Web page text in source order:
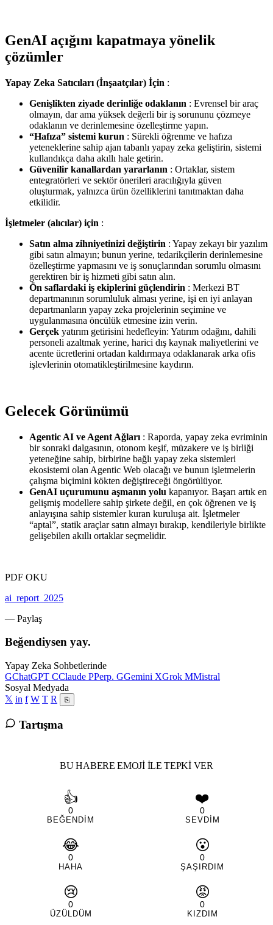
GenAI açığını kapatmaya yönelik
çözümler
Yapay Zeka Satıcıları (İnşaatçılar) İçin :
Genişlikten ziyade derinliğe odaklanın : Evrensel bir araç
olmayın, dar ama yüksek değerli bir iş sorununu çözmeye
odaklanın ve derinlemesine özelleştirme yapın.
“Hafıza” sistemi kurun : Sürekli öğrenme ve hafıza
yeteneklerine sahip ajan tabanlı yapay zeka geliştirin, sistemi
kullandıkça daha akıllı hale getirin.
Güvenilir kanallardan yararlanın : Ortaklar, sistem
entegratörleri ve sektör önerileri aracılığıyla güven
oluşturmak, yalnızca ürün özelliklerini tanıtmaktan daha
etkilidir.
İşletmeler (alıcılar) için :
Satın alma zihniyetinizi değiştirin : Yapay zekayı bir yazılım
gibi satın almayın; bunun yerine, tedarikçilerin derinlemesine
özelleştirme yapmasını ve iş sonuçlarından sorumlu olmasını
gerektiren bir iş hizmeti gibi satın alın.
Ön saflardaki iş ekiplerini güçlendirin : Merkezi BT
departmanının sorumluluk alması yerine, işi en iyi anlayan
departmanların yapay zeka projelerinin seçimine ve
uygulanmasına öncülük etmesine izin verin.
Gerçek yatırım getirisini hedefleyin: Yatırım odağını, dahili
personeli azaltmak yerine, harici dış kaynak maliyetlerini ve
acente ücretlerini ortadan kaldırmaya odaklanarak arka ofis
işlevlerinin otomatikleştirilmesine kaydırın.
Gelecek Görünümü
Agentic AI ve Agent Ağları : Raporda, yapay zeka evriminin
bir sonraki dalgasının, otonom keşif, müzakere ve iş birliği
yeteneğine sahip, birbirine bağlı yapay zeka sistemleri
ekosistemi olan Agentic Web olacağı ve bunun işletmelerin
çalışma biçimini kökten değiştireceği öngörülüyor.
GenAI uçurumunu aşmanın yolu kapanıyor. Başarı artık en
gelişmiş modellere sahip şirkete değil, en çok öğrenen ve iş
anlayışına sahip sistemler kuran kuruluşa ait. İşletmeler
“aptal”, statik araçlar satın almayı bırakıp, kendileriyle birlikte
gelişebilen akıllı ortaklar seçmelidir.
PDF OKU
ai_report_2025
— Paylaş
Beğendiysen yay.
Yapay Zeka Sohbetlerinde
GChatGPT CClaude PPerp. GGemini XGrok MMistral
Sosyal Medyada
𝕏 in f W T R ⎘
Tartışma
BU HABERE EMOJI ILE TEPKI VER
👍
0
BEĞENDIM
❤️
0
SEVDIM
😂
0
HAHA
😮
0
ŞAŞIRDIM
😢
0
ÜZÜLDÜM
😡
0
KIZDIM